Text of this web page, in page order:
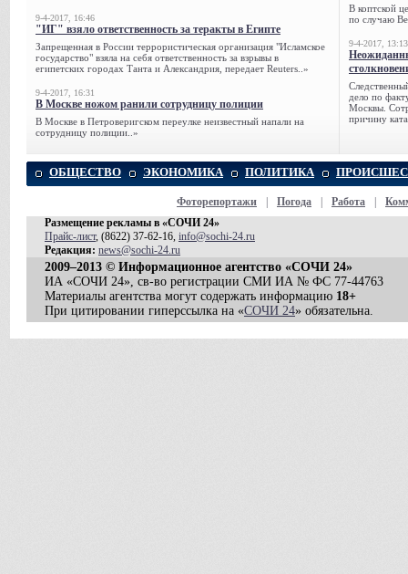
9-4-2017, 16:46
"ИГ" взяло ответственность за теракты в Египте
Запрещенная в России террористическая организация "Исламское
государство" взяла на себя ответственность за взрывы в
египетских городах Танта и Александрия, передает Reuters..»
9-4-2017, 16:31
В Москве ножом ранили сотрудницу полиции
В Москве в Петроверигском переулке неизвестный напали на
сотрудницу полиции..»
В коптской
по случаю
9-4-2017, 13:13
дело по
Москвы.
причину
ОБЩЕСТВО ЭКОНОМИКА ПОЛИТИКА
Фоторепортажи Погода Работа
Размещение рекламы в «СОЧИ 24»
Прайс-лист, (8622) 37-62-16, info@sochi-24.ru
Редакция: news@sochi-24.ru
2009–2013 © Информационное агентство «СОЧИ 24»
ИА «СОЧИ 24», св-во регистрации СМИ ИА № ФС 77-44763
Материалы агентства могут содержать информацию 18+
При цитировании гиперссылка на «СОЧИ 24» обязательна.